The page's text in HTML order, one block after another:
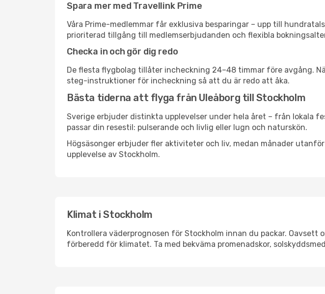
Spara mer med Travellink Prime
Våra Prime-medlemmar får exklusiva besparingar – upp till
prioriterad tillgång till medlemserbjudanden och flexibla
Checka in och gör dig redo
De flesta flygbolag tillåter incheckning 24–48 timmar före avgång.
steg-instruktioner för incheckning så att du är redo att åka.
Bästa tiderna att flyga från Uleåborg till Stockholm
Sverige erbjuder distinkta upplevelser under hela året – från lokala
passar din resestil: pulserande och livlig eller lugn och naturskön.
Högsäsonger erbjuder fler aktiviteter och liv, medan månader
upplevelse av Stockholm.
Klimat i Stockholm
Kontrollera väderprognosen för Stockholm innan du packar.
förberedd för klimatet. Ta med bekväma promenadskor,